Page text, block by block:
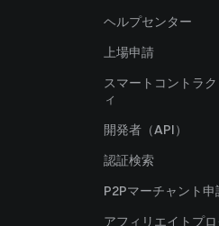
ヘルプセンター
上場申請
スマートコントラ
ィ
開発者（API）
認証検索
P2Pマーチャント申
アフィリエイトプ